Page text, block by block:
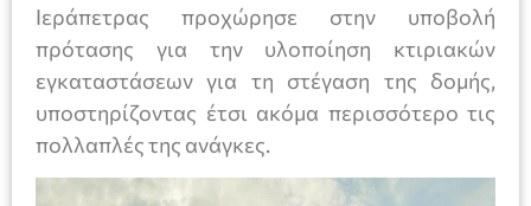
Ιεράπετρας προχώρησε στην υποβολή
πρότασης για την υλοποίηση κτιριακών
εγκαταστάσεων για τη στέγαση της δομής,
υποστηρίζοντας έτσι ακόμα περισσότερο τις
πολλαπλές της ανάγκες.